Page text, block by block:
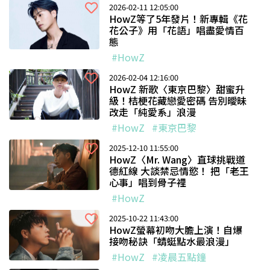
2026-02-11 12:05:00
HowZ等了5年發片！新專輯《花
花公子》用「花語」唱盡愛情百
態
#HowZ
2026-02-04 12:16:00
HowZ 新歌〈東京巴黎〉甜蜜升
級！桔梗花藏戀愛密碼 告別曖昧
改走「純愛系」浪漫
#HowZ #東京巴黎
2025-12-10 11:55:00
HowZ〈Mr. Wang〉直球挑戰道
德紅線 大談禁忌情慾！ 把「老王
心事」唱到骨子裡
#HowZ
2025-10-22 11:43:00
HowZ螢幕初吻大膽上演！自爆
接吻秘訣「蜻蜓點水最浪漫」
#HowZ #凌晨五點鐘